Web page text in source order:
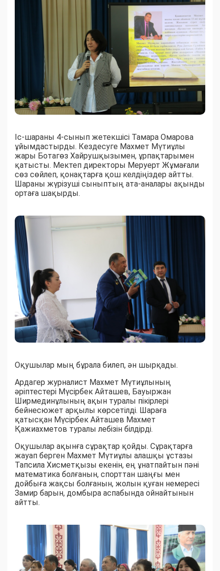
Іс-шараны 4-сынып жетекшісі Тамара Омарова
ұйымдастырды. Кездесуге Махмет Мүтиұлы
жары Ботагөз Хайрушқызымен, ұрпақтарымен
қатысты. Мектеп директоры Меруерт Жұмағали
сөз сөйлеп, қонақтарға қош келдіңіздер айтты.
Шараны жүрізуші сыныптың ата-аналары ақынды
ортаға шақырды.
Оқушылар мың бұрала билеп, ән шырқады.
Ардагер журналист Махмет Мүтиұлының
әріптестері Мүсірбек Айташев, Бауыржан
Ширмединұлының ақын туралы пікірлері
бейнесюжет арқылы көрсетілді. Шараға
қатысқан Мүсірбек Айташев Махмет
Қажиахметов туралы лебізін білдірді.
Оқушылар ақынға сұрақтар қойды. Сұрақтарға
жауап берген Махмет Мүтиұлы алашқы ұстазы
Тапсила Хисметқызы екенін, ең ұнатпайтын пәні
математика болғанын, спорттан шаңғы мен
дойбыға жақсы болғанын, жолын қуған немересі
Замир барын, домбыра аспабында ойнайтынын
айтты.